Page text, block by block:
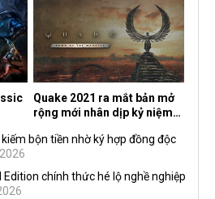
số tựa game trên Xbox?
Quake 2021 ra mắt bản mở
rộng mới nhân dịp kỷ niệm
the Machine
bộn tiền nhờ ký hợp đồng độc
Edition chính thức hé lộ nghề nghiệp